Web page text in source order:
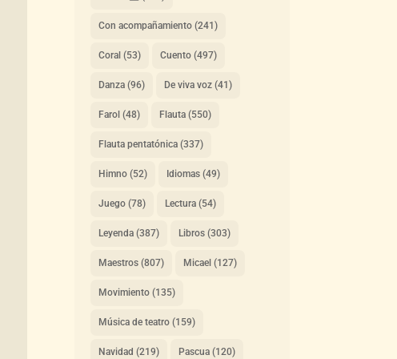
Con acompañamiento(241)
Coral (53) Cuento(497)
Danza(96) De viva voz(41)
Farol (48) Flauta(550)
Flauta pentatónica(337)
Himno(52) Idiomas(49)
Juego(78) Lectura(54)
Leyenda(387) Libros(303)
Maestros(807) Micael (127)
Movimiento(135)
Música de teatro(159)
Navidad (219) Pascua(120)